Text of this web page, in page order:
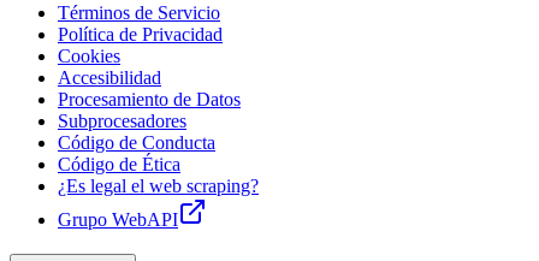
Términos de Servicio
Política de Privacidad
Cookies
Accesibilidad
Procesamiento de Datos
Subprocesadores
Código de Conducta
Código de Ética
¿Es legal el web scraping?
Grupo WebAPI